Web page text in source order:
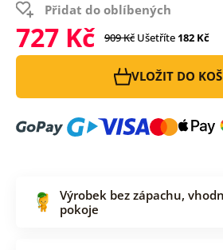
Přidat do oblíbených
727 Kč 909 Kč Ušetříte182 Kč
VLOŽIT DO
Výrobek bez zápachu,
pokoje